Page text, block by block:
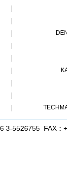
|
|
|
|
|
|
|
|
|
3-5526755 FAX：